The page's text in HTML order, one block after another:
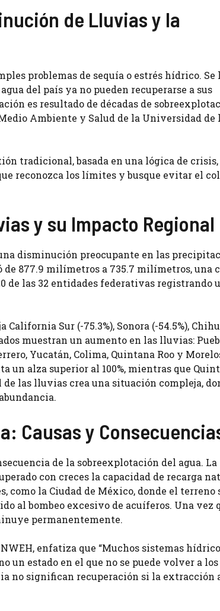
de Lluvias y la
problemas de sequía o estrés hídrico. Se
del país ya no pueden recuperarse a sus
es resultado de décadas de
Ambiente y Salud de la Universidad de
tradicional, basada en una lógica de
reconozca los límites y busque evitar el
y su Impacto Regional
disminución preocupante en las
877.9 milímetros a 735.7 milímetros, una
de las 32 entidades federativas registrando
Sur (-75.3%), Sonora (-54.5%),
muestran un aumento en las lluvias:
Yucatán, Colima, Quintana Roo y
alza superior al 100%, mientras que
las lluvias crea una situación compleja,
Causas y
de la sobreexplotación del agua. La
con creces la capacidad de recarga
como la Ciudad de México, donde el terreno
al bombeo excesivo de acuíferos. Una vez
permanentemente.
enfatiza que “Muchos sistemas
un estado en el que no se puede volver a los
no significan recuperación si la extracción